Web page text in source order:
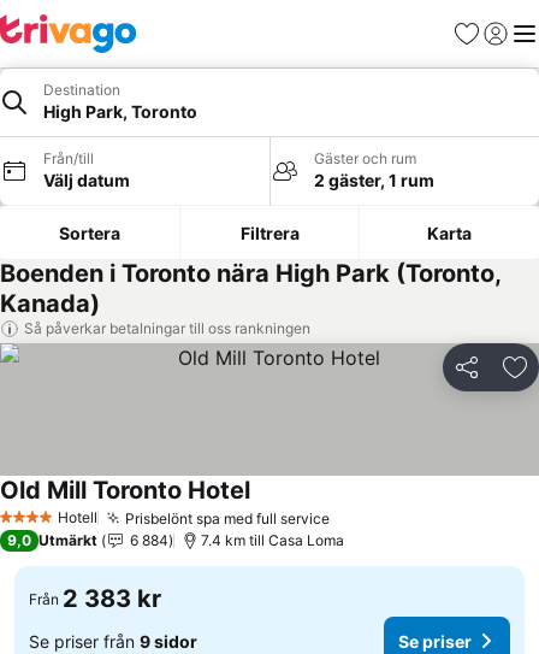
Favoriter
Logga
Destination
High Park, Toronto
Från/till
Välj datum
Gäster och rum
2 gäster, 1 rum
Sortera Filtrera Karta
Boenden i Toronto nära High Park (Toronto,
Kanada)
Så påverkar betalningar till oss rankningen
Dela
4 StjärnorHotell Prisbelönt spa med full service
Old Mill Toronto Hotel
9,0 Utmärkt 6 884 7.4 km till Casa Loma
Från 2 383 kr
Se priser från 9 sidor Se priser